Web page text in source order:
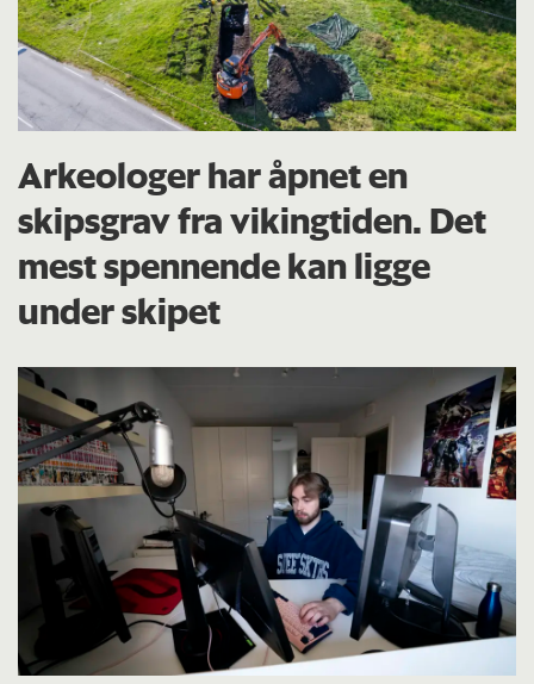
Arkeologer har åpnet en
skipsgrav fra vikingtiden. Det
mest spennende kan ligge
under skipet